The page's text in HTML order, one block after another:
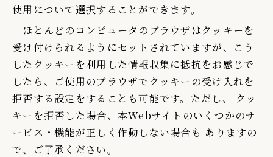
使用について選択することができます。
ほとんどのコンピュータのブラウザはクッキーを
受け付けられるようにセットされていますが、こう
したクッキーを利用した情報収集に抵抗をお感じで
したら、ご使用のブラウザでクッキーの受け入れを
拒否する設定をすることも可能です。ただし、 クッ
キーを拒否した場合、本Webサイトのいくつかのサ
ービス・機能が正しく作動しない場合も ありますの
で、ご了承ください。